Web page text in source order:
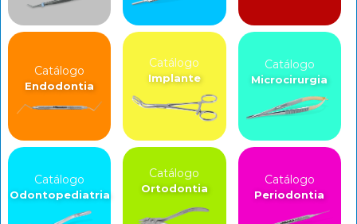
Catálogo
Endodontia
Catálogo
Implante
Catálogo
Microcirurgia
Catálogo
Odontopediatria
Catálogo
Ortodontia
Catálogo
Periodontia